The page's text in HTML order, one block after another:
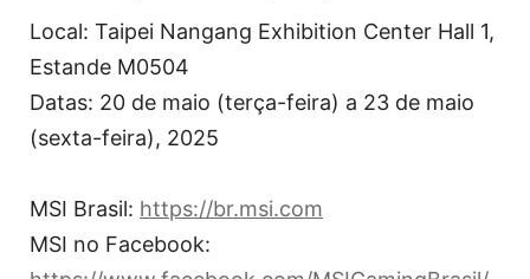
Local: Taipei Nangang Exhibition Center Hall 1,
Estande M0504
Datas: 20 de maio (terça-feira) a 23 de maio
(sexta-feira), 2025
MSI Brasil: https://br.msi.com
MSI no Facebook: